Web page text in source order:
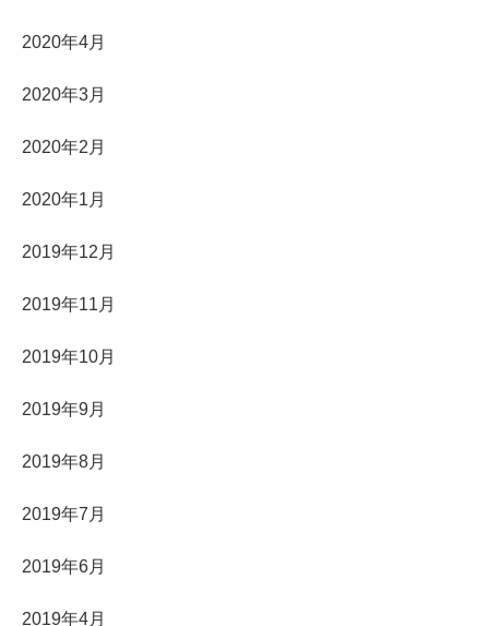
2020年4月
2020年3月
2020年2月
2020年1月
2019年12月
2019年11月
2019年10月
2019年9月
2019年8月
2019年7月
2019年6月
2019年4月